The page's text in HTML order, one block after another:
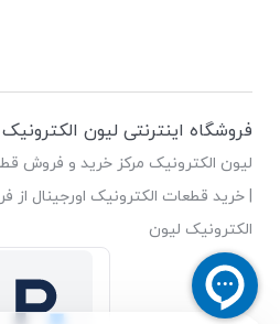
فروشگاه اینترنتی لیون الکترونیک
لیون الکترونیک مرکز خرید و فروش
| خرید قطعات الکترونیک اورجینال از
الکترونیک لیون